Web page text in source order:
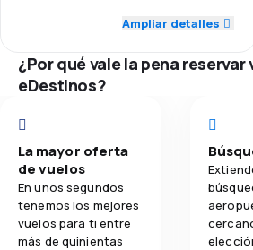
Precio del billete
3,0
Transporte de equipaje 5,0
Comidas 2,0
Ampliar detalles
¿Por qué vale la pena reservar
eDestinos?
La mayor oferta
de vuelos
En unos segundos
tenemos los mejores
vuelos para ti entre
más de quinientas